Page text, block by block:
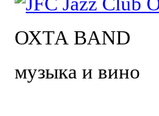
ОХТА BAND
музыка и вино